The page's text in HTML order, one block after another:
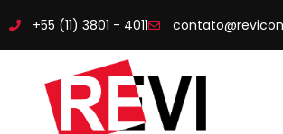
+55 (11) 3801 - 4011